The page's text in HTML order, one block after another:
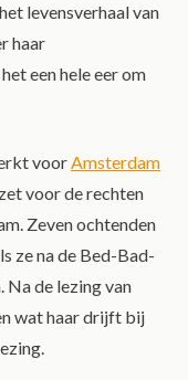
levensverhaal van
haar
een hele eer om
voorAmsterdam
voor de rechten
Zeven ochtenden
ze na de Bed-Bad-
Na de lezing van
wat haar drijft bij